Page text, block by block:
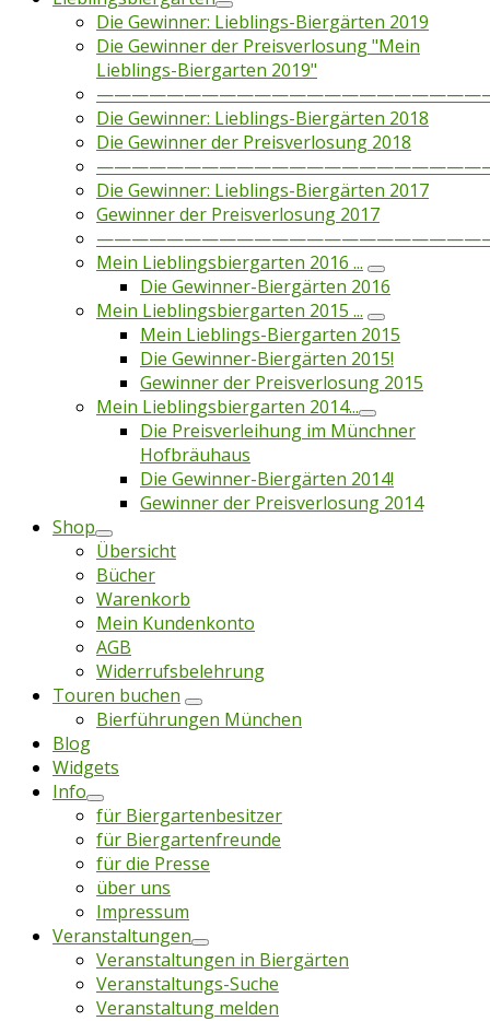
Die Gewinner: Lieblings-Biergärten 2019
Die Gewinner der Preisverlosung "Mein
Lieblings-Biergarten 2019"
Die Gewinner: Lieblings-Biergärten 2018
Die Gewinner der Preisverlosung 2018
Die Gewinner: Lieblings-Biergärten 2017
Gewinner der Preisverlosung 2017
Mein Lieblingsbiergarten 2016 ...
Die Gewinner-Biergärten 2016
Mein Lieblingsbiergarten 2015 ...
Mein Lieblings-Biergarten 2015
Die Gewinner-Biergärten 2015!
Gewinner der Preisverlosung 2015
Mein Lieblingsbiergarten 2014...
Die Preisverleihung im Münchner
Hofbräuhaus
Die Gewinner-Biergärten 2014!
Gewinner der Preisverlosung 2014
Shop
Übersicht
Bücher
Warenkorb
Mein Kundenkonto
AGB
Widerrufsbelehrung
Touren buchen
Bierführungen München
Blog
Widgets
Info
für Biergartenbesitzer
für Biergartenfreunde
für die Presse
über uns
Impressum
Veranstaltungen
Veranstaltungen in Biergärten
Veranstaltungs-Suche
Veranstaltung melden